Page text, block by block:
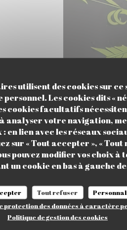
utilisent des cookies sur
Les cookies dits «
cookies facultatifs
analyser votre navigation,
en lien avec les réseaux
sur « Tout accepter », « Tout
pouvez modifier vos choix à
un cookie en bas à gauche
Tout refuser
protection des données à caractère
Politique de gestion des cookies